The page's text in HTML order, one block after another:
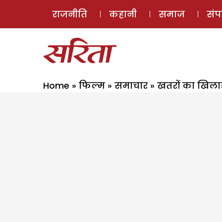
राजनीति कहानी समाज
Home » फिल्म » समाचार » खतरों का